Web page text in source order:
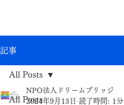
記事
All Posts
All Posts
NPO法人ドリームブリッジ
2024年9月13日 読了時間: 1分